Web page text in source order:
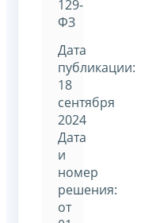
129-
ФЗ
Дата
публикации:
18
сентября
2024
Дата
и
номер
решения:
от